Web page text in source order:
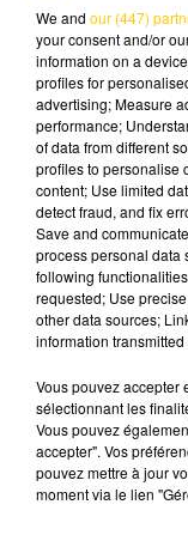
Lecture
12 mai 2026 - 4
L'INFO DU
06H29
L'info du Lot à
We and our (447)
your consent and/or
information on a
profiles for
advertising; Measure
performance;
of data from different
profiles to personalise
content; Use limited
detect fraud, and fix
Save and
process personal data
following
requested; Use
other data sources;
information
Vous pouvez accepter
sélectionnant les
Vous pouvez
accepter". Vos
pouvez mettre à jour
moment via le lien